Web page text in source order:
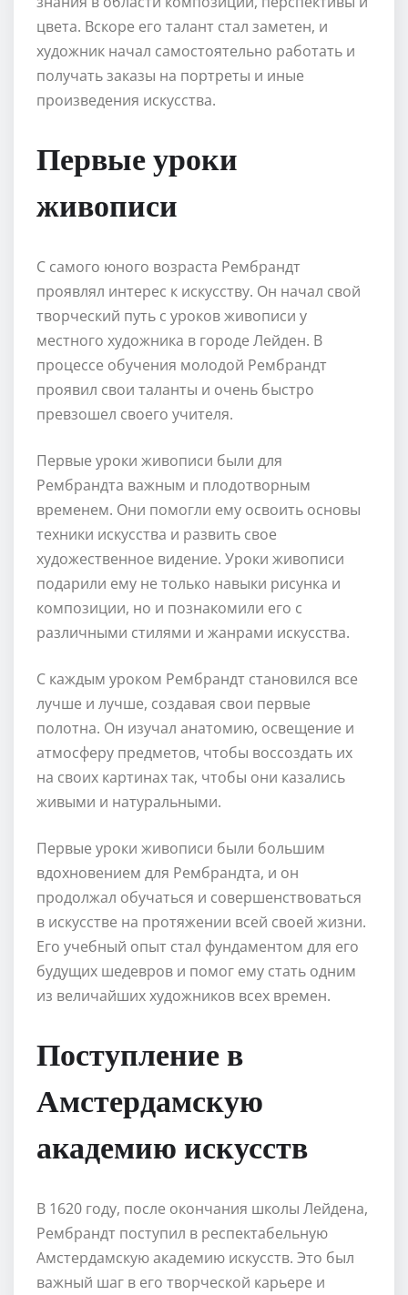
цвета. Вскоре его талант стал заметен, и
художник начал самостоятельно работать и
получать заказы на портреты и иные
произведения искусства.
Первые уроки
живописи
С самого юного возраста Рембрандт
проявлял интерес к искусству. Он начал свой
творческий путь с уроков живописи у
местного художника в городе Лейден. В
процессе обучения молодой Рембрандт
проявил свои таланты и очень быстро
превзошел своего учителя.
Первые уроки живописи были для
Рембрандта важным и плодотворным
временем. Они помогли ему освоить основы
техники искусства и развить свое
художественное видение. Уроки живописи
подарили ему не только навыки рисунка и
композиции, но и познакомили его с
различными стилями и жанрами искусства.
С каждым уроком Рембрандт становился все
лучше и лучше, создавая свои первые
полотна. Он изучал анатомию, освещение и
атмосферу предметов, чтобы воссоздать их
на своих картинах так, чтобы они казались
живыми и натуральными.
Первые уроки живописи были большим
вдохновением для Рембрандта, и он
продолжал обучаться и совершенствоваться
в искусстве на протяжении всей своей жизни.
Его учебный опыт стал фундаментом для его
будущих шедевров и помог ему стать одним
из величайших художников всех времен.
Поступление в
Амстердамскую
академию искусств
В 1620 году, после окончания школы Лейдена,
Рембрандт поступил в респектабельную
Амстердамскую академию искусств. Это был
важный шаг в его творческой карьере и